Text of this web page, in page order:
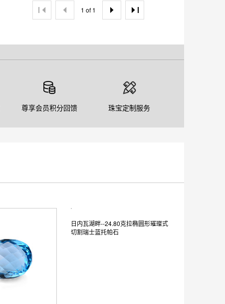
1 of 1
尊享会员积分回馈 珠宝定制服务
日内瓦湖畔--24.80克拉椭圆形璀璨式
切割瑞士蓝托帕石